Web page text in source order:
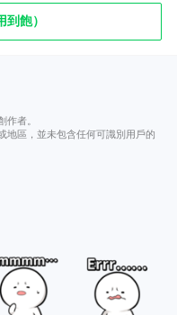
飽）
作者。
地區，並未包含任何可識別用戶的